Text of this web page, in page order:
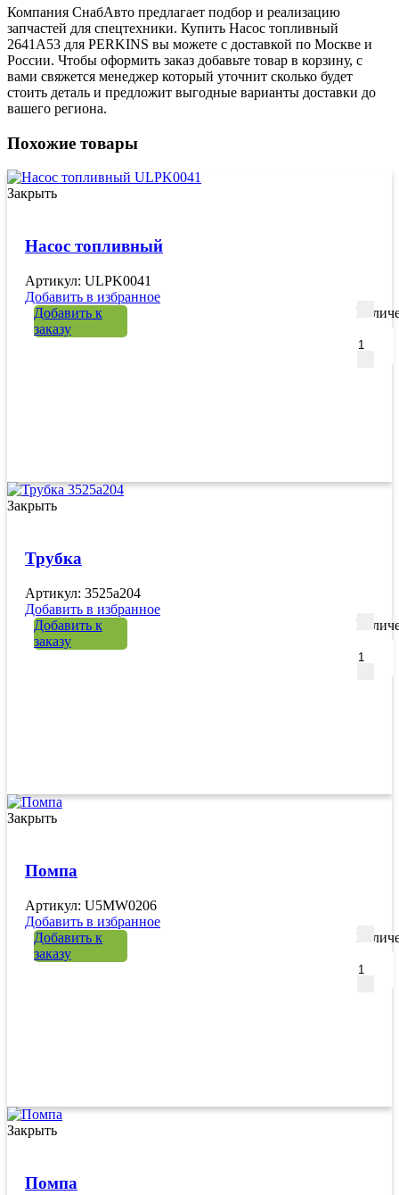
Компания СнабАвто предлагает подбор и реализацию
запчастей для спецтехники. Купить Насос топливный
2641A53 для PERKINS вы можете с доставкой по Москве и
России. Чтобы оформить заказ добавьте товар в корзину, с
вами свяжется менеджер который уточнит сколько будет
стоить деталь и предложит выгодные варианты доставки до
вашего региона.
Похожие товары
Закрыть
Насос топливный
Артикул: ULPK0041
Добавить в избранное
Добавить к
заказу
Закрыть
Трубка
Артикул: 3525a204
Добавить в избранное
Добавить к
заказу
Закрыть
Помпа
Артикул: U5MW0206
Добавить в избранное
Добавить к
заказу
Закрыть
Помпа